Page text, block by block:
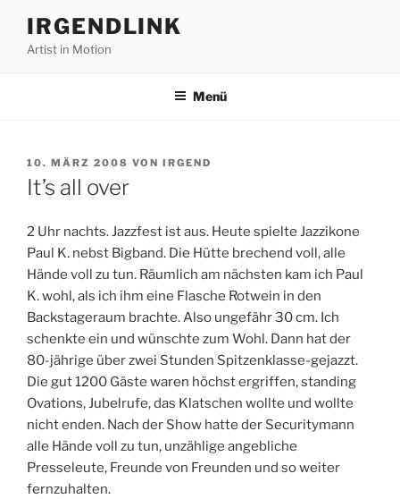
Inhalt
springen
IRGENDLINK
Artist in Motion
Menü
VERÖFFENTLICHT
AM
10. MÄRZ 2008 VON IRGEND
It’s all over
2 Uhr nachts. Jazzfest ist aus. Heute spielte Jazzikone
Paul K. nebst Bigband. Die Hütte brechend voll, alle
Hände voll zu tun. Räumlich am nächsten kam ich Paul
K. wohl, als ich ihm eine Flasche Rotwein in den
Backstageraum brachte. Also ungefähr 30 cm. Ich
schenkte ein und wünschte zum Wohl. Dann hat der
80-jährige über zwei Stunden Spitzenklasse-gejazzt.
Die gut 1200 Gäste waren höchst ergriffen, standing
Ovations, Jubelrufe, das Klatschen wollte und wollte
nicht enden. Nach der Show hatte der Securitymann
alle Hände voll zu tun, unzählige angebliche
Presseleute, Freunde von Freunden und so weiter
fernzuhalten.